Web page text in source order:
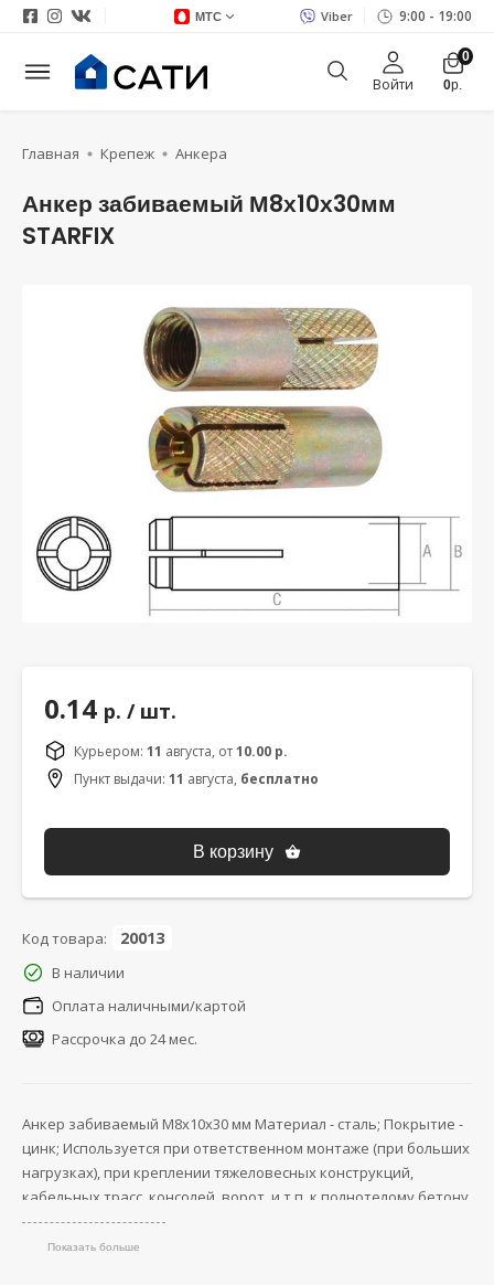
МТС Viber 9:00 - 19:00
Войти
0
0р.
Главная Крепеж Анкера
Анкер забиваемый М8х10х30мм
STARFIX
Код товара: 20013
В наличии
Оплата наличными/картой
Рассрочка до 24 мес.
0.14 р. / шт.
Курьером: 11 августа, от10.00 р.
Пункт выдачи: 11 августа, бесплатно
В корзину
Анкер забиваемый М8х10х30 мм Материал - сталь; Покрытие -
цинк; Используется при ответственном монтаже (при больших
нагрузках), при креплении тяжеловесных конструкций,
кабельных трасс, консолей, ворот. и т.п. к полнотелому бетону,
природному строительному камню, полнотелому кирпичу.
Показать больше